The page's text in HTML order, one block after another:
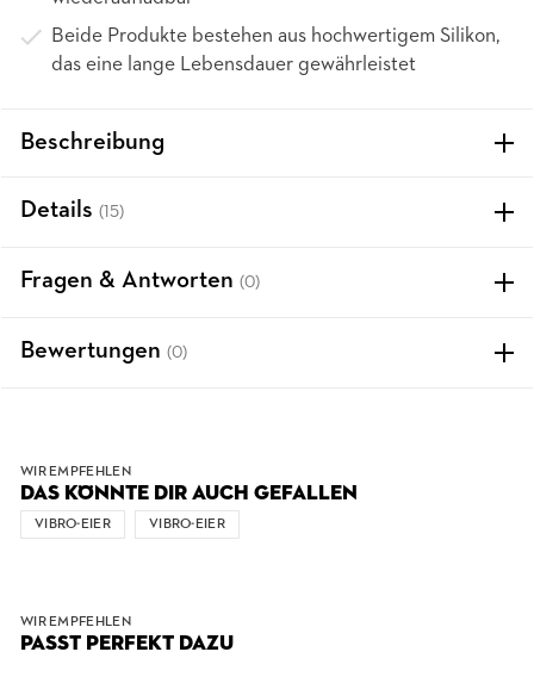
Beide Produkte bestehen aus hochwertigem Silikon,
das eine lange Lebensdauer gewährleistet
Beschreibung
Details (15)
Fragen & Antworten (0)
Bewertungen (0)
WIR EMPFEHLEN
DAS KÖNNTE DIR AUCH GEFALLEN
VIBRO-EIER VIBRO-EIER
WIR EMPFEHLEN
PASST PERFEKT DAZU